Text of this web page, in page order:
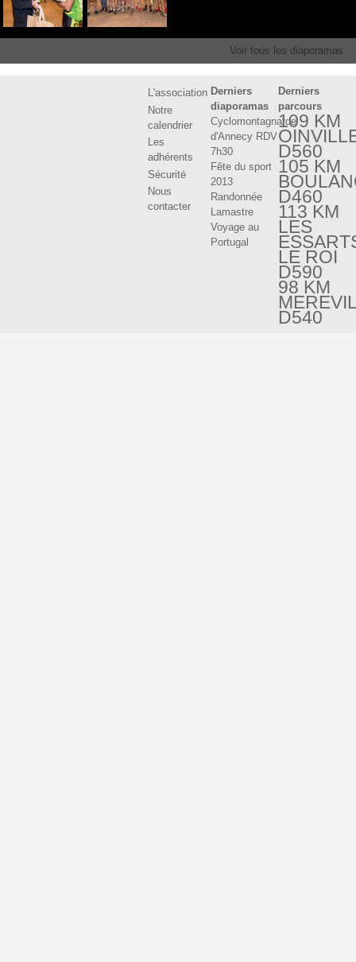
Voir tous les diaporamas
L'association
Notre
calendrier
Les
adhérents
Sécurité
Nous
contacter
Derniers
diaporamas
Cyclomontagnarde
d'Annecy RDV
7h30
Fête du sport
2013
Randonnée
Lamastre
Voyage au
Portugal
Derniers
parcours
109 KM
D560
105 KM
D460
113 KM
LES
LE ROI
D590
98 KM
D540